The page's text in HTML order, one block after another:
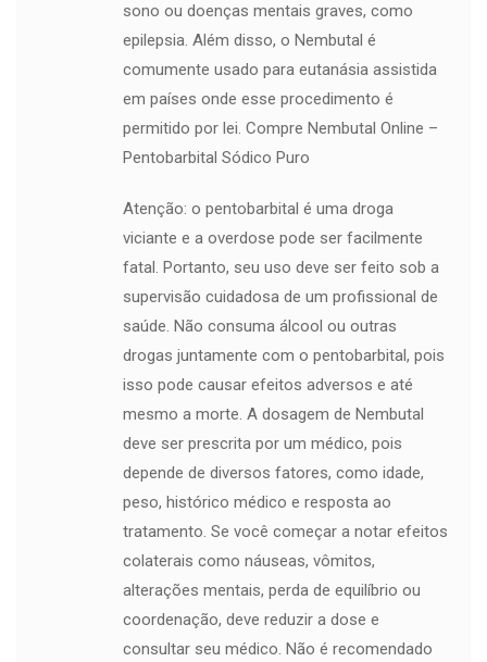
sono ou doenças mentais graves, como
epilepsia. Além disso, o Nembutal é
comumente usado para eutanásia assistida
em países onde esse procedimento é
permitido por lei. Compre Nembutal Online –
Pentobarbital Sódico Puro
Atenção: o pentobarbital é uma droga
viciante e a overdose pode ser facilmente
fatal. Portanto, seu uso deve ser feito sob a
supervisão cuidadosa de um profissional de
saúde. Não consuma álcool ou outras
drogas juntamente com o pentobarbital, pois
isso pode causar efeitos adversos e até
mesmo a morte. A dosagem de Nembutal
deve ser prescrita por um médico, pois
depende de diversos fatores, como idade,
peso, histórico médico e resposta ao
tratamento. Se você começar a notar efeitos
colaterais como náuseas, vômitos,
alterações mentais, perda de equilíbrio ou
coordenação, deve reduzir a dose e
consultar seu médico. Não é recomendado